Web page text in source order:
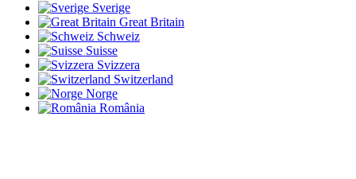
Sverige
Great Britain
Schweiz
Suisse
Svizzera
Switzerland
Norge
România